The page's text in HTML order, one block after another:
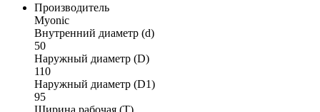
Производитель
Myonic
Внутренний диаметр (d)
50
Наружный диаметр (D)
110
Наружный диаметр (D1)
95
Ширина рабочая (T)